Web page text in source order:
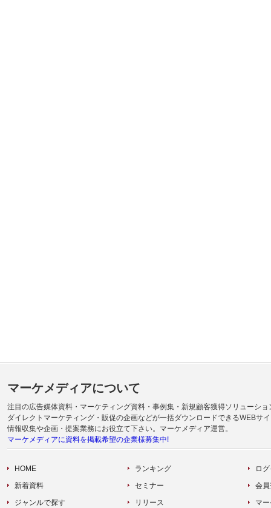
マーケメディアについて
注目の広告媒体資料・マーケティング資料・事例集・新規顧客獲得ソリューショ
ダイレクトマーケティング・販促の企画などが一括ダウンロードできるWEBサ
情報収集や企画・提案業務にお役立て下さい。マーケメディア運営。
マーケメディアに資料を掲載希望の企業様募集中!
HOME
新着資料
ジャンルで探す
ランキング
セミナー
リリース
ロ
会
マ